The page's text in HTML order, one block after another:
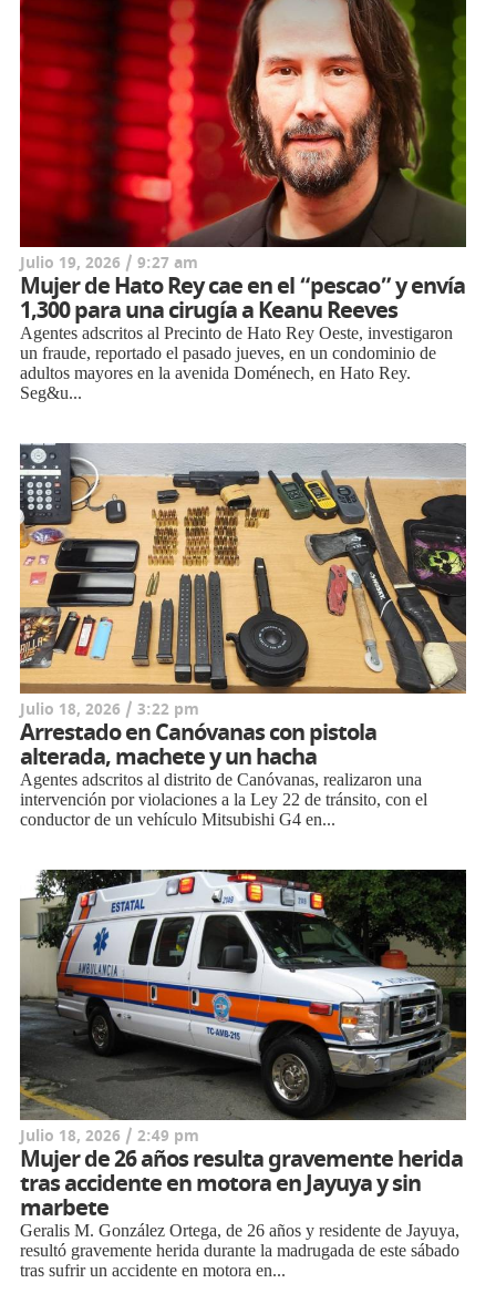
Julio 19, 2026 / 9:27 am
Mujer de Hato Rey cae en el “pescao” y envía
1,300 para una cirugía a Keanu Reeves
Agentes adscritos al Precinto de Hato Rey Oeste, investigaron
un fraude, reportado el pasado jueves, en un condominio de
adultos mayores en la avenida Doménech, en Hato Rey.
Seg&u...
Julio 18, 2026 / 3:22 pm
Arrestado en Canóvanas con pistola
alterada, machete y un hacha
Agentes adscritos al distrito de Canóvanas, realizaron una
intervención por violaciones a la Ley 22 de tránsito, con el
conductor de un vehículo Mitsubishi G4 en...
Julio 18, 2026 / 2:49 pm
Mujer de 26 años resulta gravemente herida
tras accidente en motora en Jayuya y sin
marbete
Geralis M. González Ortega, de 26 años y residente de Jayuya,
resultó gravemente herida durante la madrugada de este sábado
tras sufrir un accidente en motora en...